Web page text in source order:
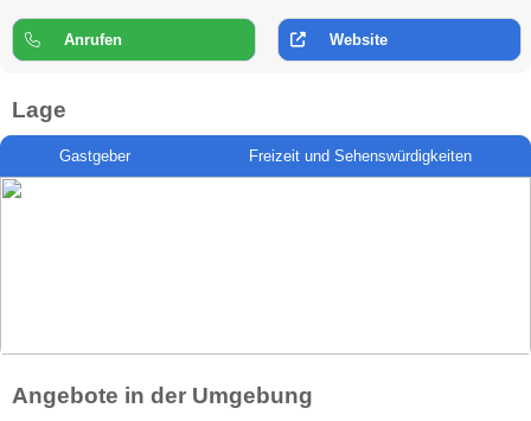
Anrufen Website
Lage
Gastgeber Freizeit und Sehenswürdigkeiten
Angebote in der Umgebung